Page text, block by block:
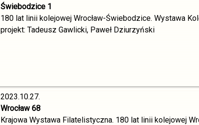
Świebodzice 1
180 lat linii kolejowej Wrocław-Świebodzice. Wystawa
projekt: Tadeusz Gawlicki, Paweł Dziurzyński
2023.10.27.
Wrocław 68
Krajowa Wystawa Filatelistyczna. 180 lat linii kolejowej